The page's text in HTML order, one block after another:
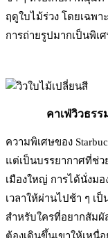
ฤดูใบไม้ร่วง โดยเฉพา
การถ่ายรูปมากเป็นพิเ
คาเฟ่วิวธร
ความพิเศษของ
แต่เป็นบรรยากาศที่ช่ว
เมืองใหญ่ การได้นั่งม
เวลาให้ผ่านไปช้า ๆ เ
สำหรับใครที่อยากสัม
ต้องเดินขึ้นเขาให้เห